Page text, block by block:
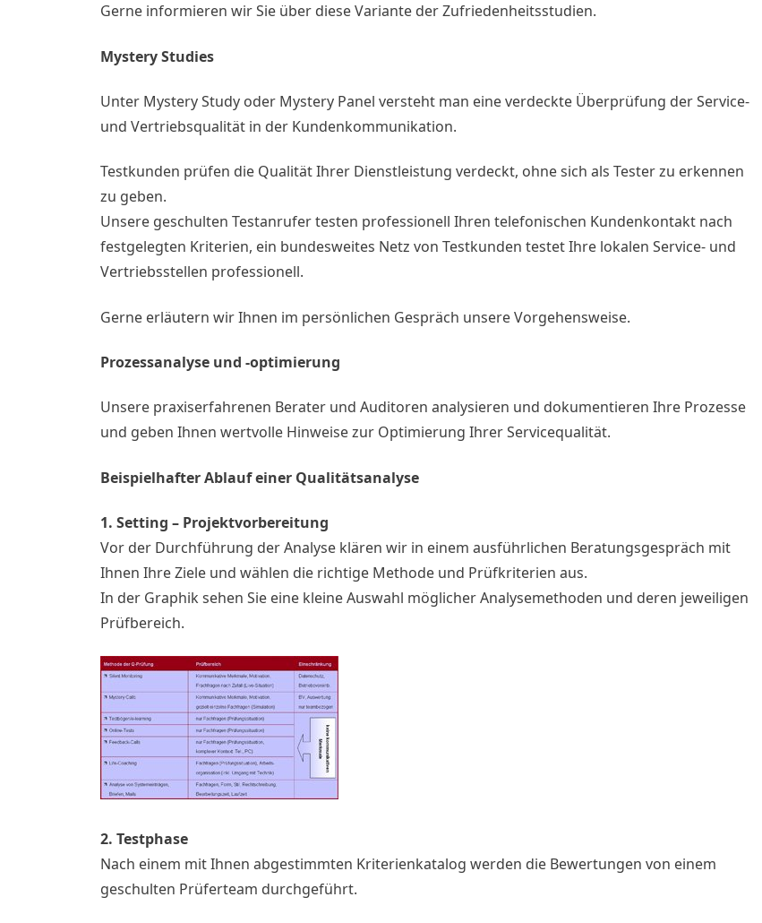
Gerne informieren wir Sie über diese Variante der Zufriedenheitsstudien.
Mystery Studies
Unter Mystery Study oder Mystery Panel versteht man eine verdeckte Überprüfung der Service-
und Vertriebsqualität in der Kundenkommunikation.
Testkunden prüfen die Qualität Ihrer Dienstleistung verdeckt, ohne sich als Tester zu erkennen
zu geben.
Unsere geschulten Testanrufer testen professionell Ihren telefonischen Kundenkontakt nach
festgelegten Kriterien, ein bundesweites Netz von Testkunden testet Ihre lokalen Service- und
Vertriebsstellen professionell.
Gerne erläutern wir Ihnen im persönlichen Gespräch unsere Vorgehensweise.
Prozessanalyse und -optimierung
Unsere praxiserfahrenen Berater und Auditoren analysieren und dokumentieren Ihre Prozesse
und geben Ihnen wertvolle Hinweise zur Optimierung Ihrer Servicequalität.
Beispielhafter Ablauf einer Qualitätsanalyse
1. Setting – Projektvorbereitung
Vor der Durchführung der Analyse klären wir in einem ausführlichen Beratungsgespräch mit
Ihnen Ihre Ziele und wählen die richtige Methode und Prüfkriterien aus.
In der Graphik sehen Sie eine kleine Auswahl möglicher Analysemethoden und deren jeweiligen
Prüfbereich.
2. Testphase
Nach einem mit Ihnen abgestimmten Kriterienkatalog werden die Bewertungen von einem
geschulten Prüferteam durchgeführt.